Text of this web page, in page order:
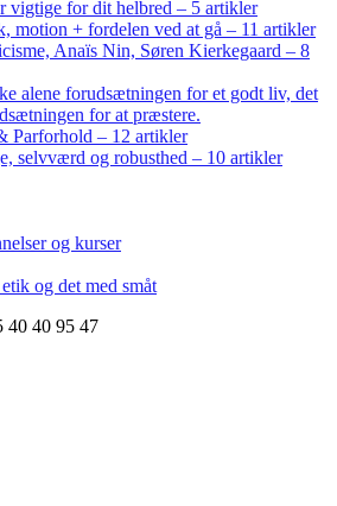
vigtige for dit helbred – 5 artikler
motion + fordelen ved at gå – 11 artikler
Anaïs Nin, Søren Kierkegaard – 8
alene forudsætningen for et godt liv, det
for at præstere.
Parforhold – 12 artikler
selvværd og robusthed – 10 artikler
og kurser
og det med småt
40 40 95 47